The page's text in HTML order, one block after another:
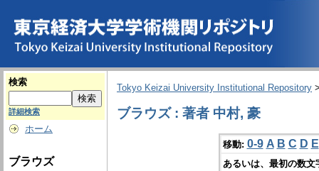
検索
詳細検索
ホーム
ブラウズ
Tokyo Keizai University Institutional Repository
ブラウズ : 著者 中村, 豪
移動: 0-9 A B C D E
あるいは、最初の数